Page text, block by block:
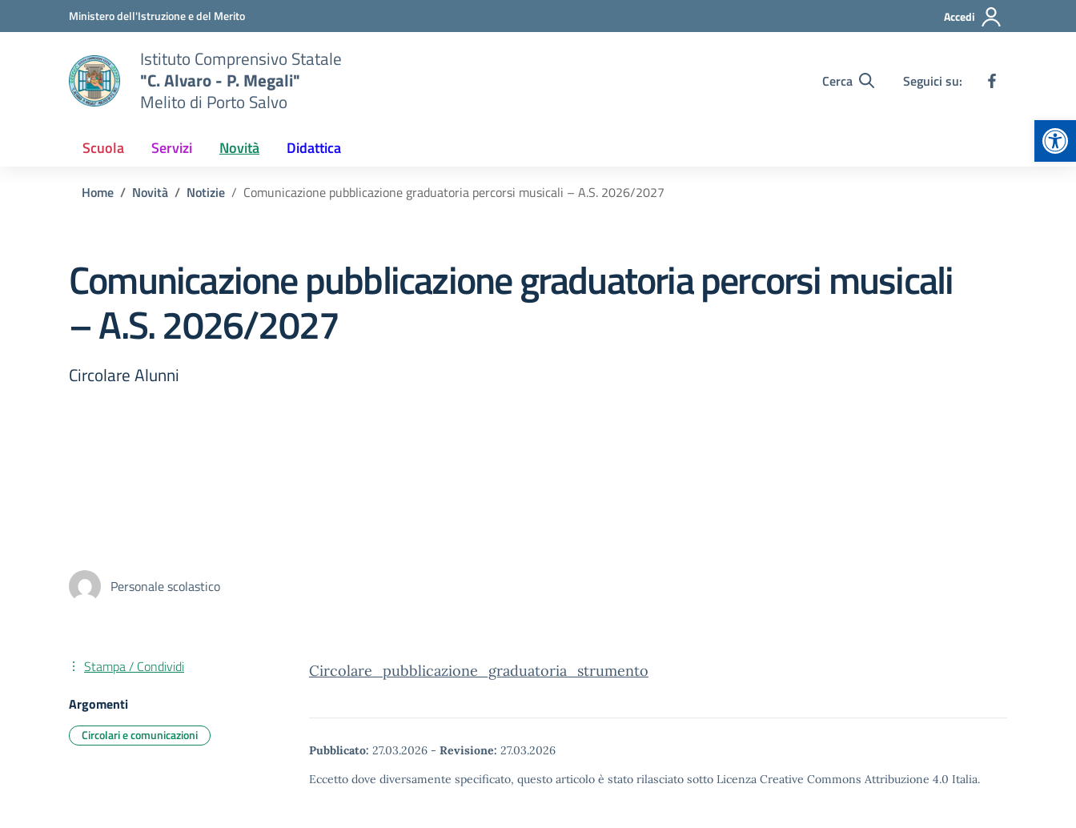
Vai ai contenuti
Vai al menu di navigazioneMinistero dell'Istruzione e del Merito Accedi
Istituto Comprensivo Statale
"C. Alvaro - P. Megali"
Melito di Porto Salvo
Cerca Seguici su:
Scuola Servizi Novità Didattica
Home Novità Notizie Comunicazione pubblicazione graduatoria percorsi musicali – A.S. 2026/2027
Comunicazione pubblicazione graduatoria percorsi musicali
– A.S. 2026/2027
Circolare Alunni
Personale scolastico
Circolare_pubblicazione_graduatoria_strumento
Pubblicato: 27.03.2026 - Revisione: 27.03.2026
Eccetto dove diversamente specificato, questo articolo è stato rilasciato sotto Licenza Creative Commons Attribuzione 4.0 Italia.
Stampa / Condividi
Argomenti
Circolari e comunicazioni